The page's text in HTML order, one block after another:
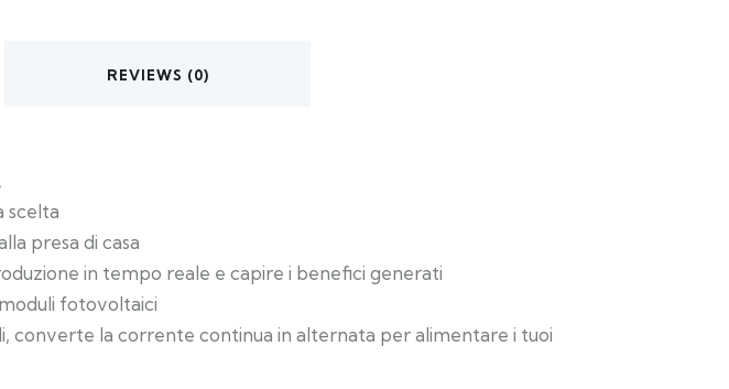
REVIEWS (0)
scelta
presa di casa
tempo reale e capire i benefici generati
fotovoltaici
la corrente continua in alternata per alimentare i tuoi